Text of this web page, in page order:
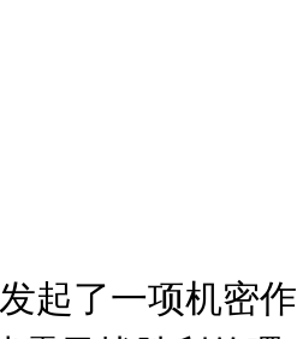
起了一项机密作